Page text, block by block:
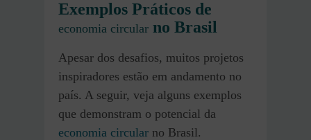
Exemplos Práticos de
economia circular no Brasil
Apesar dos desafios, muitos projetos
inspiradores estão em andamento no
país. A seguir, veja alguns exemplos
que demonstram o potencial da
economia circular no Brasil.